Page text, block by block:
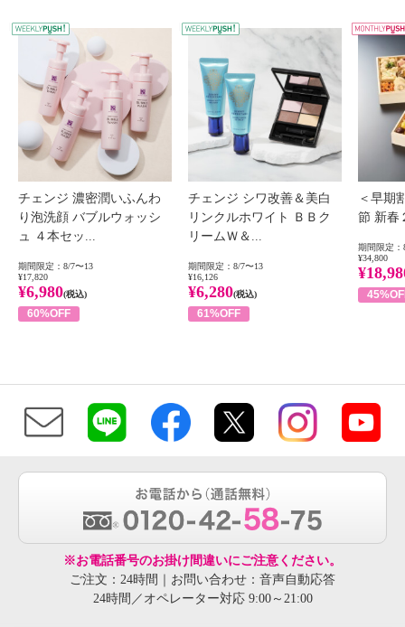
WEEKLY PUSH
チェンジ 濃密潤いふんわ
り泡洗顔 バブルウォッシ
ュ ４本セッ...
期間限定：8/7〜13
¥17,820
¥6,980(税込)
60%OFF
チェンジ シワ改善＆美白
リンクルホワイト ＢＢク
リームＷ＆...
期間限定：8/7〜13
¥16,126
¥6,280(税込)
61%OFF
＜早期
節 新春
期間限定：
¥34,800
※お電話番号のお掛け間違いにご注意ください。
ご注文：24時間｜お問い合わせ：音声自動応答
24時間／オペレーター対応 9:00～21:00